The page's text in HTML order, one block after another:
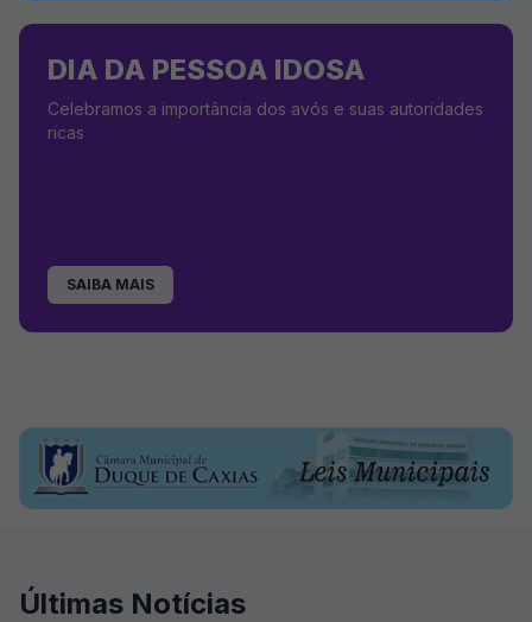
DIA DA PESSOA IDOSA
Celebramos a importância dos avós e suas autoridades
ricas
SAIBA MAIS
Últimas Notícias